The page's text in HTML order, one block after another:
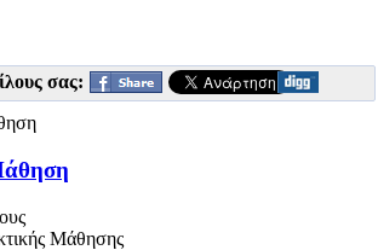
σας:
Μάθησης